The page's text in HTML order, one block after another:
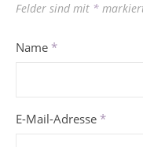
Felder sind mit *
Name *
E-Mail-Adresse *